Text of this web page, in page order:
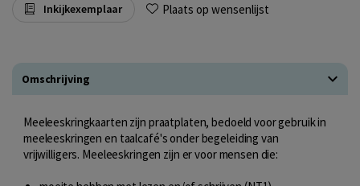
Inkijkexemplaar Plaats op wensenlijst
Omschrijving
Meeleeskringkaarten zijn praatplaten, bedoeld voor gebruik in
meeleeskringen en taalcafé's onder begeleiding van
vrijwilligers. Meeleeskringen zijn er voor mensen die: